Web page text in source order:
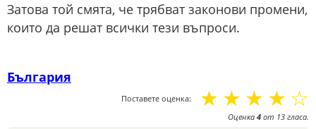
Затова той смята, че трябват законови промени,
които да решат всички тези въпроси.
България
Поставете оценка: ☆
☆
☆
☆
☆
Оценка 4 от 13 гласа.